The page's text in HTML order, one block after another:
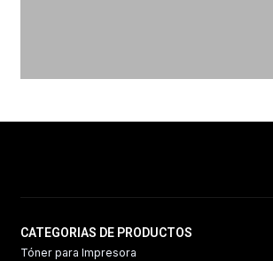
CATEGORIAS DE PRODUCTOS
Tóner para Impresora